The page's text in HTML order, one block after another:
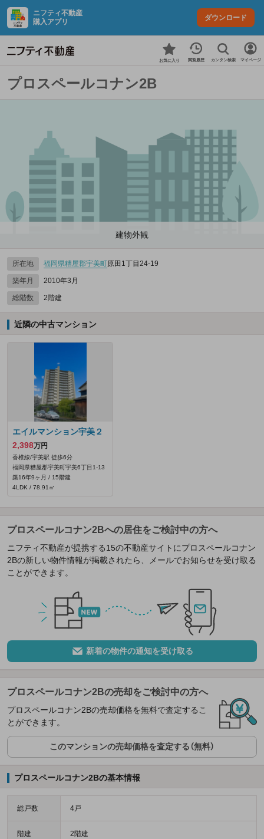
ニフティ不動産
購入アプリ
ダウンロード
お気に入り 閲覧履歴 カンタン検索 マイページ
プロスペールコナン2B
建物外観
所在地 福岡県糟屋郡宇美町原田1丁目24-19
築年月 2010年3月
総階数 2階建
近隣の中古マンション
エイルマンション宇美２
2,398万円
香椎線/宇美駅 徒歩6分
福岡県糟屋郡宇美町宇美6丁目1-13
築16年9ヶ月 / 15階建
4LDK / 78.91㎡
プロスペールコナン2Bへの居住をご検討中の方へ
ニフティ不動産が提携する15の不動産サイトにプロスペールコナン
2Bの新しい物件情報が掲載されたら、メールでお知らせを受け取る
ことができます。
新着の物件の通知を受け取る
プロスペールコナン2Bの売却をご検討中の方へ
プロスペールコナン2Bの売却価格を無料で査定するこ
とができます。
このマンションの売却価格を査定する（無料）
プロスペールコナン2Bの基本情報
総戸数 4戸
階建 2階建